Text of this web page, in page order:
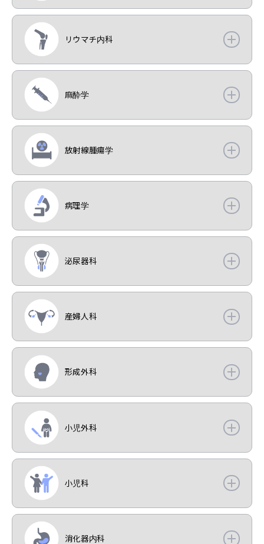
リウマチ内科
麻酔学
放射線腫瘍学
病理学
泌尿器科
産婦人科
形成外科
小児外科
小児科
消化器内科